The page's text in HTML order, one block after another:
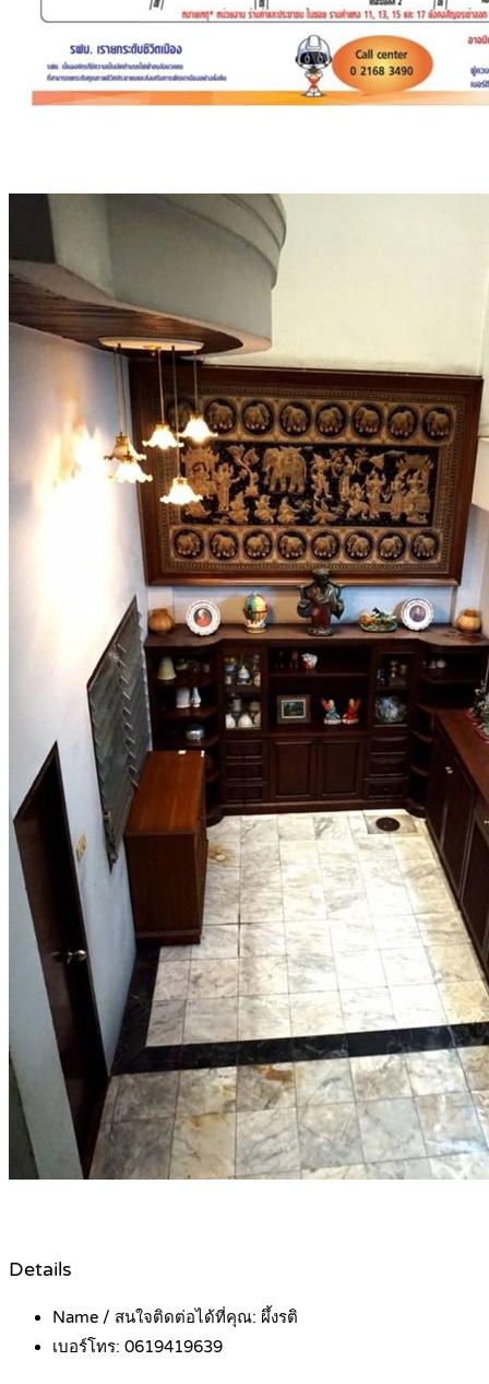
Details
Name / สนใจติดต่อได้ที่คุณ: ผึ้งรติ
เบอร์โทร: 0619419639